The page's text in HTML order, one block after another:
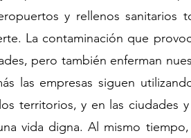
y rellenos
La contaminación que
pero también enferman
las empresas siguen
territorios, y en las ciudades
vida digna. Al mismo